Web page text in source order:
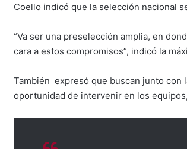
Coello indicó que la selección nacional
“Va ser una preselección amplia, en
cara a estos compromisos”, indicó la
También expresó que buscan junto con
oportunidad de intervenir en los